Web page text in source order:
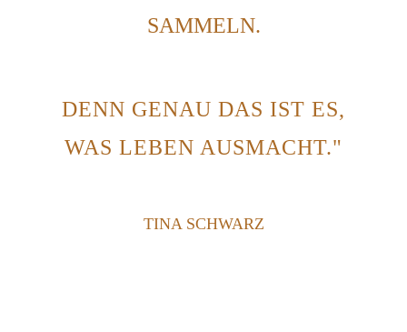
SAMMELN.
DENN GENAU DAS IST ES,
WAS LEBEN AUSMACHT."
TINA SCHWARZ